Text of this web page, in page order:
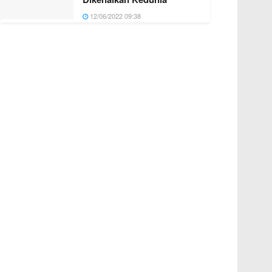
12/06/2022 09:38